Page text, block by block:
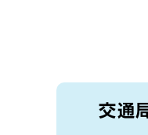
交通